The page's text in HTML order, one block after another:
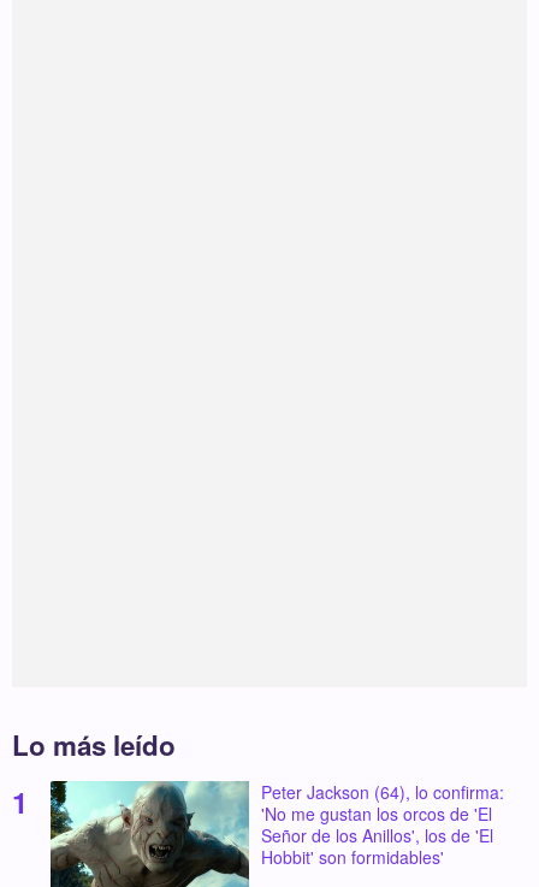
Lo más leído
Peter Jackson (64), lo confirma:
'No me gustan los orcos de 'El
Señor de los Anillos', los de 'El
Hobbit' son formidables'